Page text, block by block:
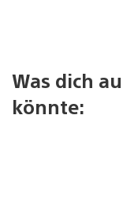
Was dich
könnte: